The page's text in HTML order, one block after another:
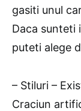
gasiti unul
Daca sunteti
puteti alege
– Stiluri –
Craciun